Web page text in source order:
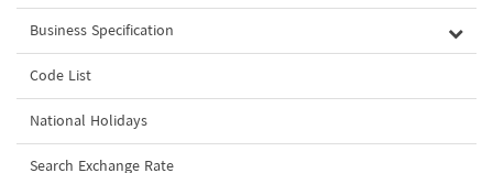
Business Specification
Code List
National Holidays
Search Exchange Rate